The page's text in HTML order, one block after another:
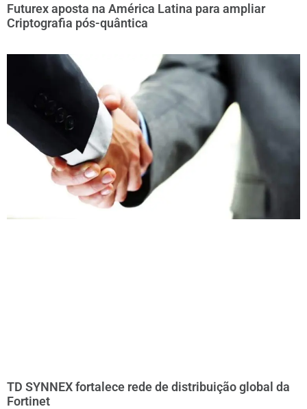
Futurex aposta na América Latina para ampliar
Criptografia pós-quântica
TD SYNNEX fortalece rede de distribuição global da
Fortinet